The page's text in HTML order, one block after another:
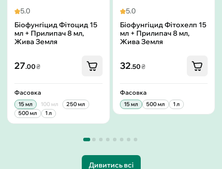
5.0
Біофунгіцид Фітоцид 15
мл + Прилипач 8 мл,
Жива Земля
27.00₴
Фасовка
15 мл 100 мл
250 мл
500 мл
1 л
5.0
Біофунгіцид Фітохелп 15
мл + Прилипач 8 мл,
Жива Земля
32.50₴
Фасовка
15 мл 500 мл 1 л
Дивитись всі